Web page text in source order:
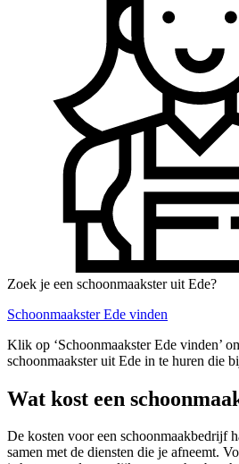
Zoek je een schoonmaakster uit Ede?
Schoonmaakster Ede vinden
Klik op ‘Schoonmaakster Ede vinden’
schoonmaakster uit Ede in te huren die
Wat kost een
De kosten voor een schoonmaakbedrijf
samen met de diensten die je afneemt.